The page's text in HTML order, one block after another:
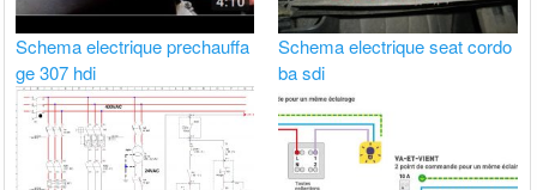
Schema electrique prechauffa
ge 307 hdi
Schema electrique seat cordo
ba sdi